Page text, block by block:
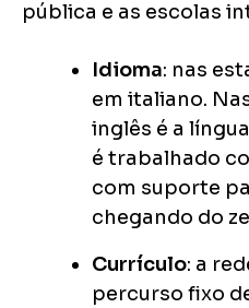
pública e as escolas
Idioma: nas
em italiano.
inglês é a
é trabalhado
com suporte
chegando do
Currículo: a
percurso fixo